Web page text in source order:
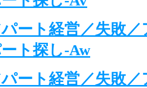
ート経営／失敗／
ト探し-Aw
ート経営／失敗／